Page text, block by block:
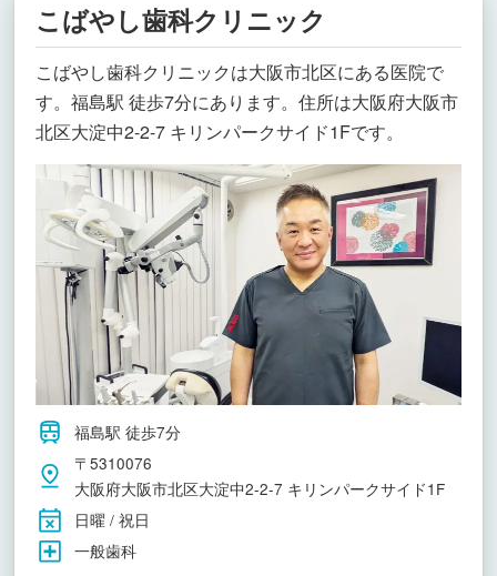
こばやし歯科クリニック
こばやし歯科クリニックは大阪市北区にある医院で
す。福島駅 徒歩7分にあります。住所は大阪府大阪市
北区大淀中2-2-7 キリンパークサイド1Fです。
福島駅 徒歩7分
〒5310076
大阪府大阪市北区大淀中2-2-7 キリンパークサイド1F
日曜 / 祝日
一般歯科